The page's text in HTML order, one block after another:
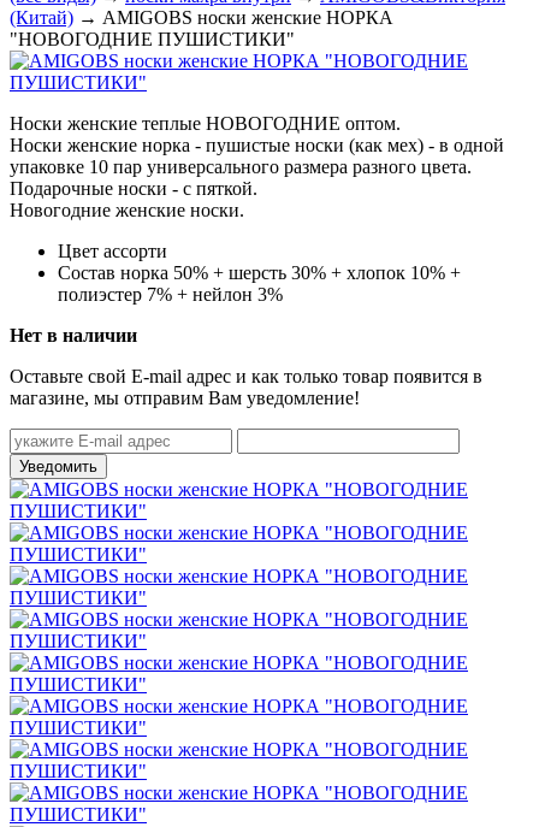
(Китай) → AMIGOBS носки женские НОРКА
"НОВОГОДНИЕ ПУШИСТИКИ"
Носки женские теплые НОВОГОДНИЕ оптом.
Носки женские норка - пушистые носки (как мех) - в одной
упаковке 10 пар универсального размера разного цвета.
Подарочные носки - с пяткой.
Новогодние женские носки.
Цвет ассорти
Состав норка 50% + шерсть 30% + хлопок 10% +
полиэстер 7% + нейлон 3%
Нет в наличии
Оставьте свой E-mail адрес и как только товар появится в
магазине, мы отправим Вам уведомление!